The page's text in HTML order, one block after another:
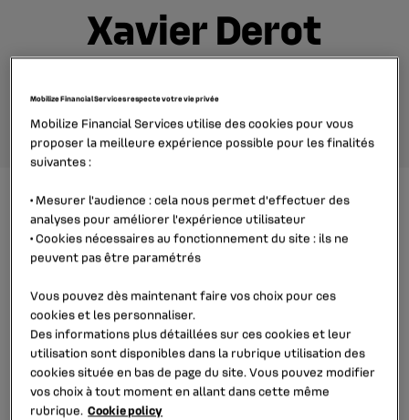
Xavier Derot
Directeur Ventes et Opérations ;
Directeur général délégué
Xavier Derot, 52 ans, a commencé sa carrière chez RCI
Banque en 2000, comme responsable du
Supérieure de Commerce de Grenoble en 1994, il a
occupé différents postes chez RCI Banque, à
l’international dans trois pays, et dans des fonctions
corporate.
Dans celles-ci, il a notamment été responsable des
Mobilize Financial Services respecte votre vie privée
Mobilize Financial Services utilise des cookies pour vous
proposer la meilleure expérience possible pour les finalités
suivantes :
• Mesurer l'audience : cela nous permet d'effectuer des
analyses pour améliorer l’expérience utilisateur
•Cookies nécessaires au fonctionnement du site : ils ne
peuvent pas être paramétrés
Vous pouvez dès maintenant faire vos choix pour ces
cookies et les personnaliser.
Des informations plus détaillées sur ces cookies et leur
utilisation sont disponibles dans la rubrique utilisation des
cookiessituée en bas de page du site. Vous pouvez modifier
vos choix à tout moment en allant dans cette même
rubrique. Cookie policy